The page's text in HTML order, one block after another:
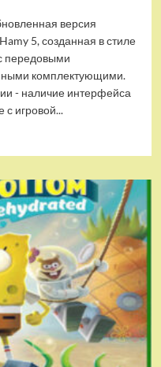
версия
5, созданная в стиле
передовыми
комплектующими.
- наличие интерфейса
с игровой...